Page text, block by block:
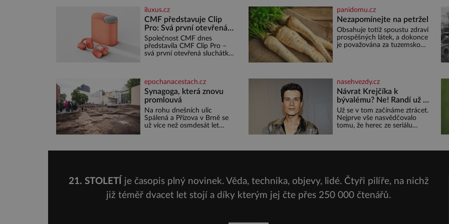
městečka či třeba
dechberoucí útesy. Druhý
největší italský ostrov o
velikosti přibližně jedné
třetiny České republiky vás
ohromí nejen svými plážemi s
bílým pískem jako v Karibiku,
luxusem.Zjistěte,
narovnejte nasucho kolečka
lilku.
iluxus.cz
CMF představuje Clip
Pro: Svá první otevřená
sluchátka
Společnost CMF dnes
představila CMF Clip Pro –
svá první otevřená sluchátka,
zní. CMF Clip Pro jsou
navržena pro lid
panidomu.cz
Nezapomínejte na petržel
Obsahuje totiž spoustu zdraví
prospěšných látek, a dokonce
je považována za tuzemskou
velké množství vitamínu C
(nejvíce ho má nať, dokonce
třikrát více než pomeranč, v
kořeni je také, ale je ho
desetkrát méně), a kyselinu
listovou. Ale
epochanacestach.cz
Synagoga, která znovu
promlouvá
Na rohu dnešních ulic
Spálená a Přízova v Brně se
už více než osmdesát let
desetiletí symbolem
sebevědomé a prosperující
židovské komunity. Brněnská
Velká synagoga byla
nasehvezdy.cz
Návrat Krejčíka k
bývalému? Ne! Randí už s
jiným!
Už se v tom začínáme ztrácet.
Nejprve vše nasvědčovalo
tomu, že herec ze seriálu
21. STOLETÍ
je časopis plný novinek. Věda, technika, objevy, lidé. Čtyři pilíře, na nichž
již téměř dvacet let stojí a díky kterým jej čte přes 250 000 čtenářů.